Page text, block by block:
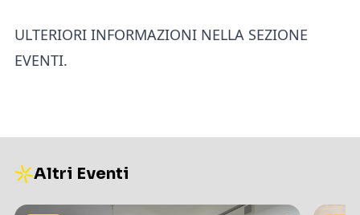
ULTERIORI INFORMAZIONI NELLA SEZIONE
EVENTI.
Altri Eventi